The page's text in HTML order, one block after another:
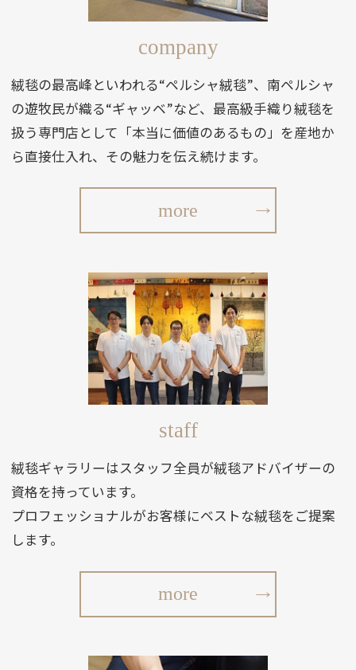
company
絨毯の最高峰といわれる“ペルシャ絨毯”、南ペルシャ
の遊牧民が織る“ギャッベ”など、最高級手織り絨毯を
扱う専門店として「本当に価値のあるもの」を産地か
ら直接仕入れ、その魅力を伝え続けます。
more
staff
絨毯ギャラリーはスタッフ全員が絨毯アドバイザーの
資格を持っています。
プロフェッショナルがお客様にベストな絨毯をご提案
します。
more